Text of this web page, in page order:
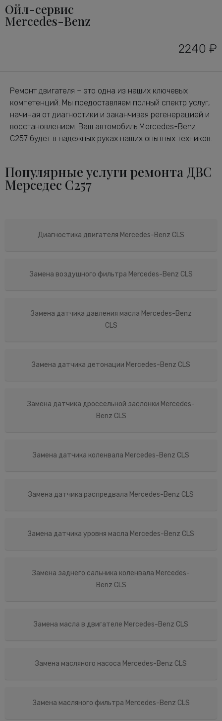
Ойл-сервис
Mercedes-Benz
2240 ₽
Ремонт двигателя – это одна из наших ключевых
компетенций. Мы предоставляем полный спектр услуг,
начиная от диагностики и заканчивая регенерацией и
восстановлением. Ваш автомобиль Mercedes-Benz
C257 будет в надежных руках наших опытных техников.
Популярные услуги ремонта ДВС
Мерседес C257
Диагностика двигателя Mercedes-Benz CLS
Замена воздушного фильтра Mercedes-Benz CLS
Замена датчика давления масла Mercedes-Benz
CLS
Замена датчика детонации Mercedes-Benz CLS
Замена датчика дроссельной заслонки Mercedes-
Benz CLS
Замена датчика коленвала Mercedes-Benz CLS
Замена датчика распредвала Mercedes-Benz CLS
Замена датчика уровня масла Mercedes-Benz CLS
Замена заднего сальника коленвала Mercedes-
Benz CLS
Замена масла в двигателе Mercedes-Benz CLS
Замена масляного насоса Mercedes-Benz CLS
Замена масляного фильтра Mercedes-Benz CLS